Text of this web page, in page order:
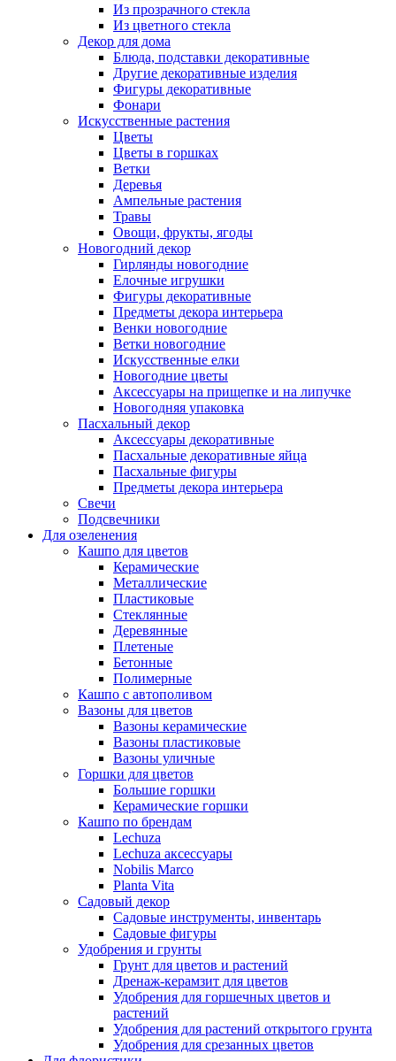
Из прозрачного стекла
Из цветного стекла
Декор для дома
Блюда, подставки декоративные
Другие декоративные изделия
Фигуры декоративные
Фонари
Искусственные растения
Цветы
Цветы в горшках
Ветки
Деревья
Ампельные растения
Травы
Овощи, фрукты, ягоды
Новогодний декор
Гирлянды новогодние
Елочные игрушки
Фигуры декоративные
Предметы декора интерьера
Венки новогодние
Ветки новогодние
Искусственные елки
Новогодние цветы
Аксессуары на прищепке и на липучке
Новогодняя упаковка
Пасхальный декор
Аксессуары декоративные
Пасхальные декоративные яйца
Пасхальные фигуры
Предметы декора интерьера
Свечи
Подсвечники
Для озеленения
Кашпо для цветов
Керамические
Металлические
Пластиковые
Стеклянные
Деревянные
Плетеные
Бетонные
Полимерные
Кашпо с автополивом
Вазоны для цветов
Вазоны керамические
Вазоны пластиковые
Вазоны уличные
Горшки для цветов
Большие горшки
Керамические горшки
Кашпо по брендам
Lechuza
Lechuza аксессуары
Nobilis Marco
Planta Vita
Садовый декор
Садовые инструменты, инвентарь
Садовые фигуры
Удобрения и грунты
Грунт для цветов и растений
Дренаж-керамзит для цветов
Удобрения для горшечных цветов и
растений
Удобрения для растений открытого грунта
Удобрения для срезанных цветов